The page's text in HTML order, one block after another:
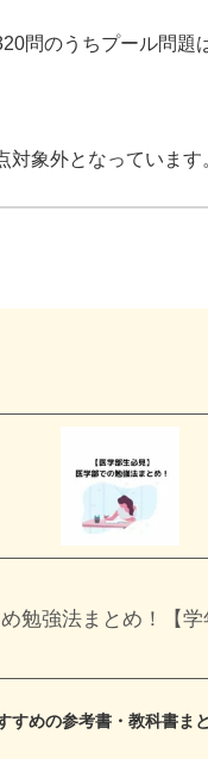
問のうちプール問題
対象外となっています
勉強法まとめ！【学
すめの参考書・教科書ま